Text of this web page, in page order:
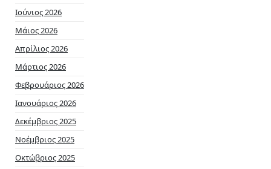
Ιούνιος 2026
Μάιος 2026
Απρίλιος 2026
Μάρτιος 2026
Φεβρουάριος 2026
Ιανουάριος 2026
Δεκέμβριος 2025
Νοέμβριος 2025
Οκτώβριος 2025